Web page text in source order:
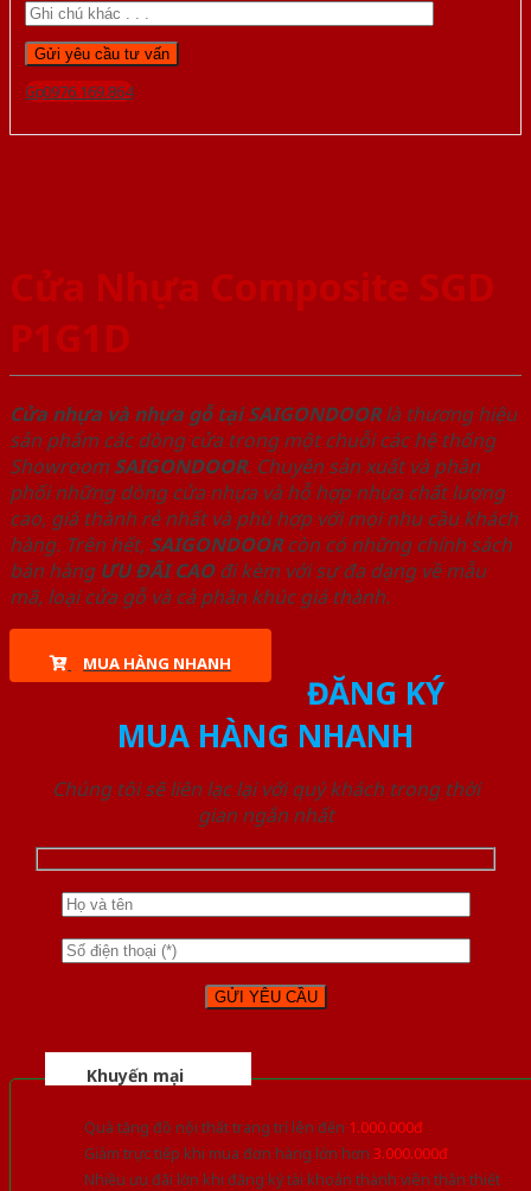
Gọi 0976.169.864
Cửa Nhựa Composite SGD
P1G1D
Cửa nhựa và nhựa gỗ tại SAIGONDOORlà thương hiệu
sản phẩm các dòng cửa trong một chuỗi các hệ thống
Showroom SAIGONDOOR. Chuyên sản xuất và phân
phối những dòng cửa nhựa và hỗ hợp nhựa chất lượng
cao, giá thành rẻ nhất và phù hợp với mọi nhu cầu khách
hàng. Trên hết, SAIGONDOORcòn có những chính sách
bán hàng ƯU ĐÃI CAOđi kèm với sự đa dạng về mẫu
mã, loại cửa gỗ và cả phân khúc giá thành.
MUA HÀNG NHANH
ĐĂNG KÝ
MUA HÀNG NHANH
Chúng tôi sẽ liên lạc lại với quý khách trong thời
gian ngắn nhất
Khuyến mại
Quà tặng đồ nội thất trang trí lên đến 1.000.000đ
Giảm trực tiếp khi mua đơn hàng lớn hơn 3.000.000đ
Nhiều ưu đãi lớn khi đăng ký tài khoản thành viên thân thiết